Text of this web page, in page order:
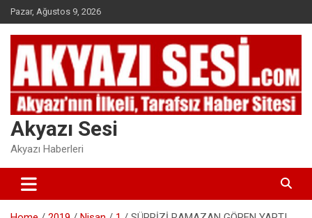
Skip
to
content
Pazar, Ağustos 9, 2026
Akyazı Sesi
Akyazı Haberleri